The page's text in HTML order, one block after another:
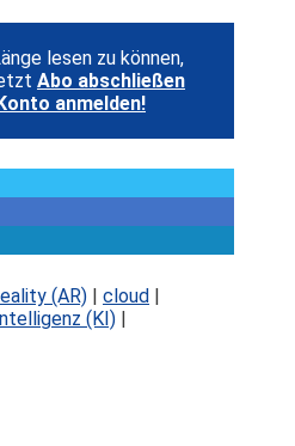
lesen zu können,
Abo abschließen
anmelden!
(AR) | cloud |
(KI) |